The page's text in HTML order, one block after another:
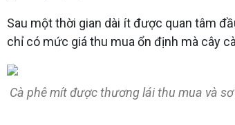
Sau một thời gian dài ít được quan tâm
chỉ có mức giá thu mua ổn định mà cây
Cà phê mít được thương lái thu mua và sơ